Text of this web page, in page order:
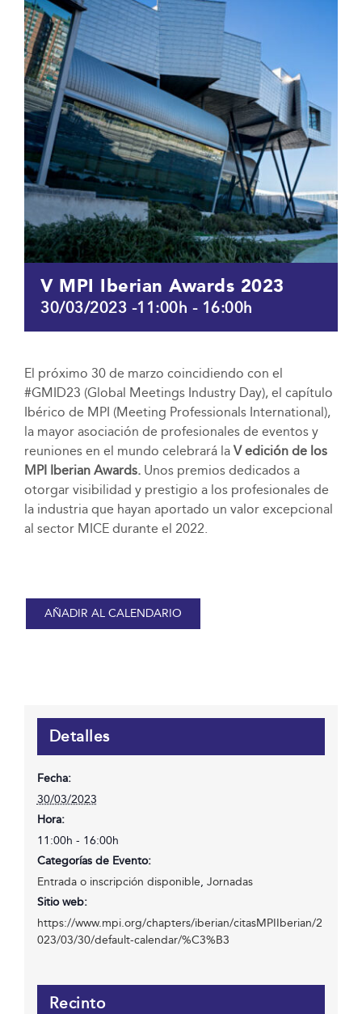
V MPI Iberian Awards 2023
30/03/2023 -11:00h - 16:00h
El próximo 30 de marzo coincidiendo con el
#GMID23 (Global Meetings Industry Day), el capítulo
Ibérico de MPI (Meeting Professionals International),
la mayor asociación de profesionales de eventos y
reuniones en el mundo celebrará la V edición de los
MPI Iberian Awards.Unos premios dedicados a
otorgar visibilidad y prestigio a los profesionales de
la industria que hayan aportado un valor excepcional
al sector MICE durante el 2022.
AÑADIR AL CALENDARIO
Detalles
Fecha:
30/03/2023
Hora:
11:00h - 16:00h
Categorías de Evento:
Entrada o inscripción disponible, Jornadas
Sitio web:
https://www.mpi.org/chapters/iberian/citasMPIIberian/2
023/03/30/default-calendar/%C3%B3
Recinto